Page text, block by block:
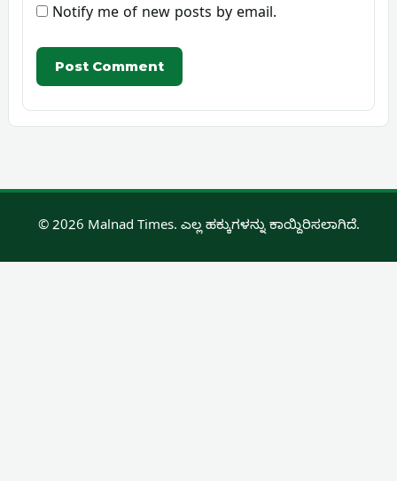
Notify me of new posts by email.
© 2026 Malnad Times. ಎಲ್ಲ ಹಕ್ಕುಗಳನ್ನು ಕಾಯ್ದಿರಿಸಲಾಗಿದೆ.